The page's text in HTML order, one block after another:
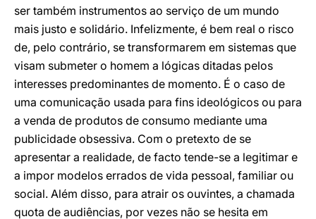
ser também instrumentos ao serviço de um mundo
mais justo e solidário. Infelizmente, é bem real o risco
de, pelo contrário, se transformarem em sistemas que
visam submeter o homem a lógicas ditadas pelos
interesses predominantes de momento. É o caso de
uma comunicação usada para fins ideológicos ou para
a venda de produtos de consumo mediante uma
publicidade obsessiva. Com o pretexto de se
apresentar a realidade, de facto tende-se a legitimar e
a impor modelos errados de vida pessoal, familiar ou
social. Além disso, para atrair os ouvintes, a chamada
quota de audiências, por vezes não se hesita em